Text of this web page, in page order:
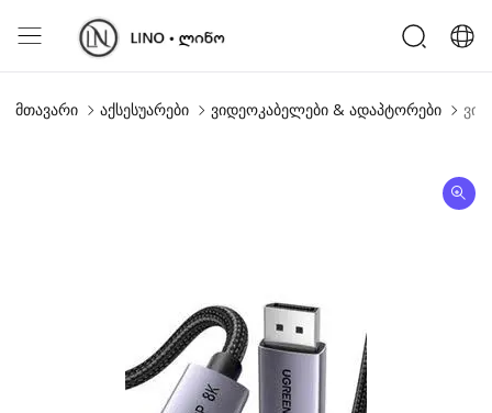
მთავარი აქსესუარები ვიდეოკაბელები & ადაპტორები